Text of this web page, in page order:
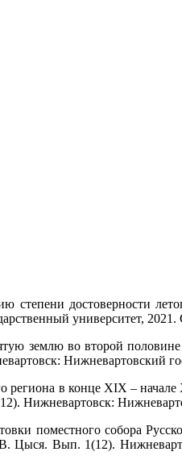
достоверности
университет, 2021.
землю во второй
Нижневартовский
в конце XIX –
Нижневартовск:
поместного собора
Цыся. Вып. 1(12).